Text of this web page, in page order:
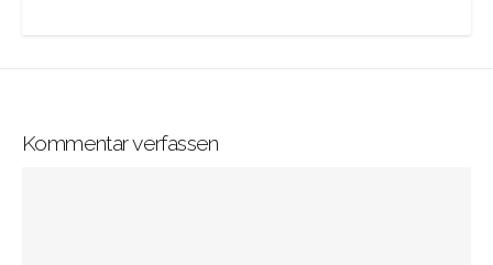
Kommentar verfassen